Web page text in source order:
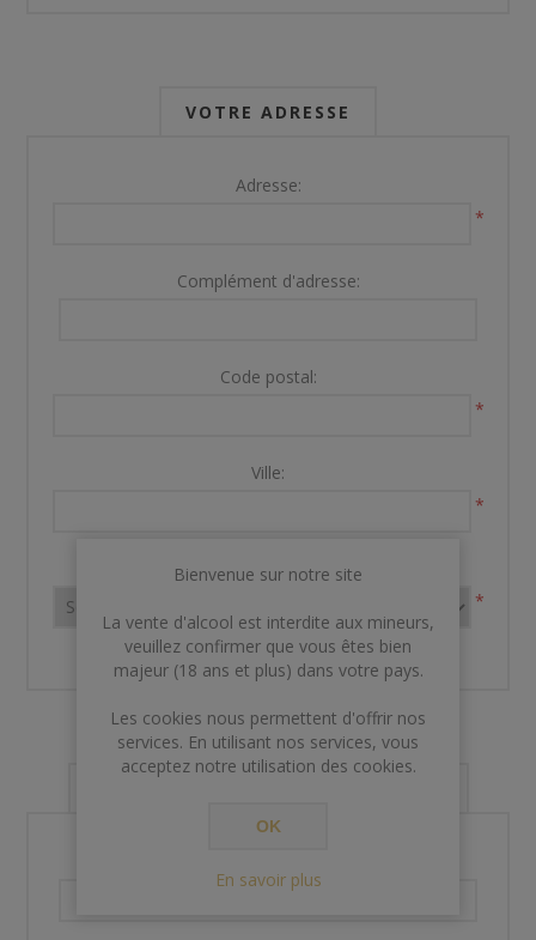
VOTRE ADRESSE
Adresse:
*
Complément d'adresse:
Code postal:
*
Ville:
*
Pays:
*
Bienvenue sur notre site
La vente d'alcool est interdite aux mineurs,
veuillez confirmer que vous êtes bien
majeur (18 ans et plus) dans votre pays.
Les cookies nous permettent d'offrir nos
services. En utilisant nos services, vous
acceptez notre utilisation des cookies.
OK
En savoir plus